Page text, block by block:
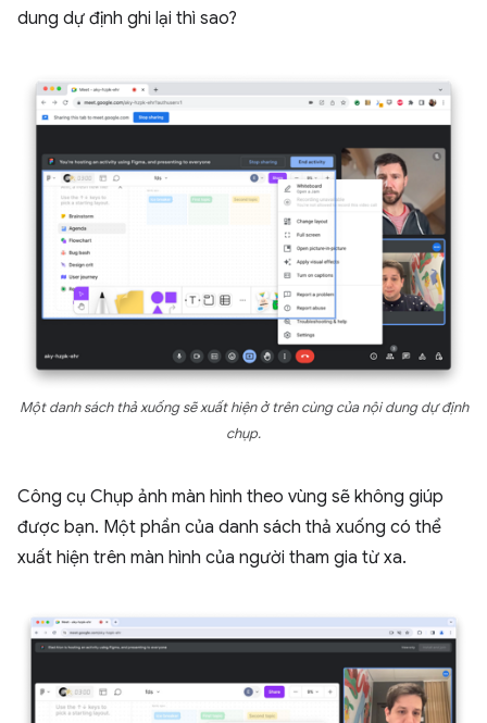
dung dự định ghi lại thì sao?
Một danh sách thả xuống sẽ xuất hiện ở trên cùng của nội dung dự định
chụp.
Công cụ Chụp ảnh màn hình theo vùng sẽ không giúp
được bạn. Một phần của danh sách thả xuống có thể
xuất hiện trên màn hình của người tham gia từ xa.